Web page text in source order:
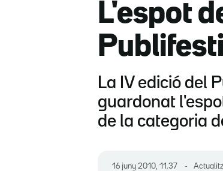
L'espot
La IV edició del
guardonat
de la categoria
16 juny 2010, 11.37